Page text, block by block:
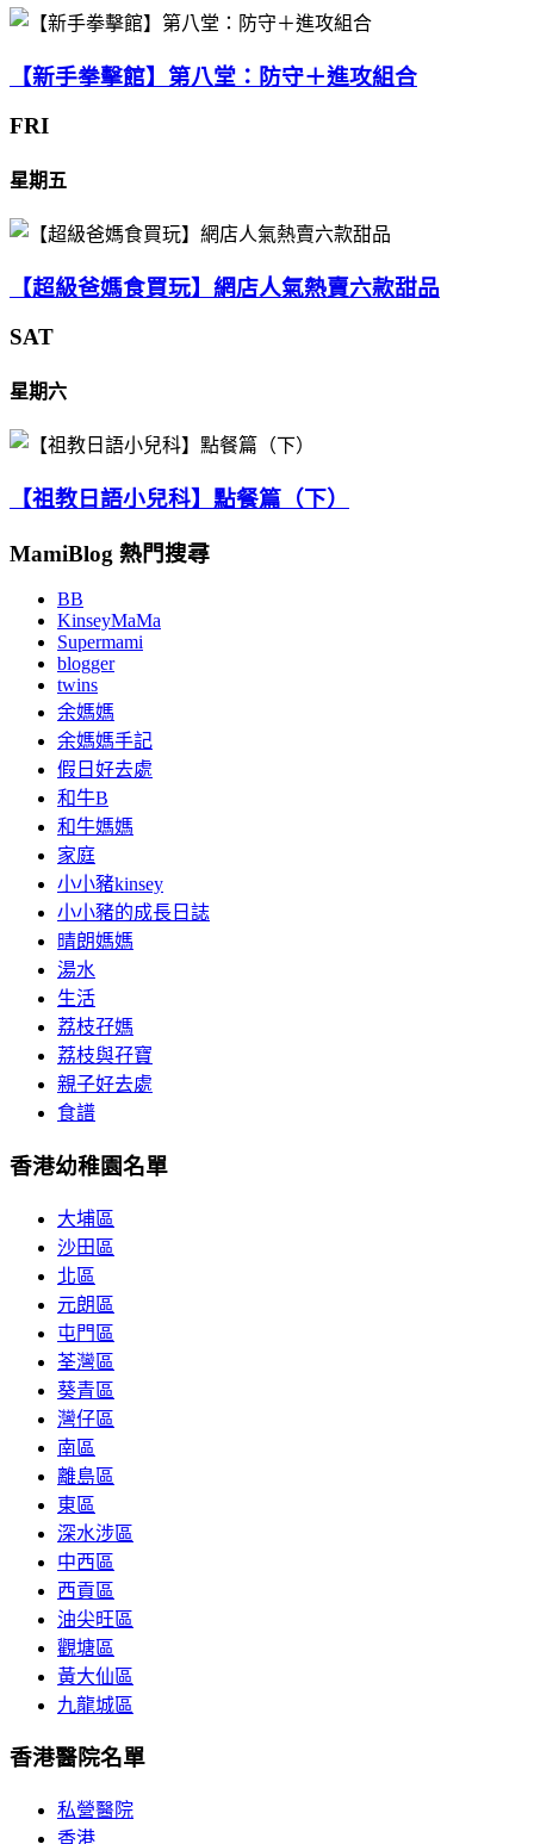
【新手拳擊館】第八堂：防守＋進攻組合
FRI
星期五
【超級爸媽食買玩】網店人氣熱賣六款甜品
SAT
星期六
【祖教日語小兒科】點餐篇（下）
MamiBlog 熱門搜尋
BB
KinseyMaMa
Supermami
blogger
twins
余媽媽
余媽媽手記
假日好去處
和牛B
和牛媽媽
家庭
小小豬kinsey
小小豬的成長日誌
晴朗媽媽
湯水
生活
荔枝孖媽
荔枝與孖寶
親子好去處
食譜
香港幼稚園名單
大埔區
沙田區
北區
元朗區
屯門區
荃灣區
葵青區
灣仔區
南區
離島區
東區
深水涉區
中西區
西貢區
油尖旺區
觀塘區
黃大仙區
九龍城區
香港醫院名單
私營醫院
香港